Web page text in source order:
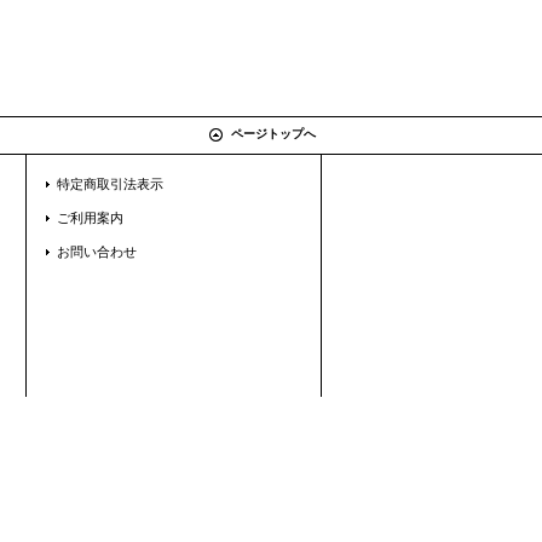
ページトップへ
特定商取引法表示
ご利用案内
お問い合わせ